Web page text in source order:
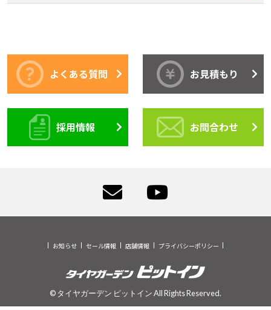
よくある質問 お見積もり
採用情報 お問合わせ
お知らせ セール情報 店舗情報 プライバシーポリシー
© タイヤガーデン ピットイン All Rights Reserved.